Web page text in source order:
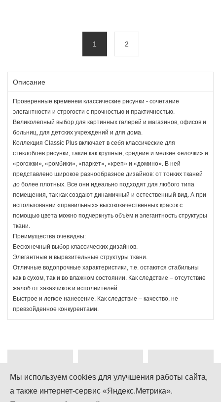
1 2
Описание
Проверенные временем классические рисунки - сочетание
элегантности и строгости с прочностью и практичностью.
Великолепный выбор для картинных галерей и магазинов, офисов и
больниц, для детских учреждений и для дома.
Коллекция Classic Plus включает в себя классические для
стеклобоев рисунки, такие как крупные, средние и мелкие «елочки» и
«рогожки», «ромбики», «паркет», «креп» и «домино». В ней
представлено широкое разнообразное дизайнов: от тонких тканей
до более плотных. Все они идеально подходят для любого типа
помещения, так как создают динамичный и естественный вид. А при
использовании «правильных» высококачественных красок с
помощью цвета можно подчеркнуть объём и элегантность структуры
ткани.
Преимущества очевидны:
Бесконечный выбор классических дизайнов.
Элегантные и выразительные структуры ткани.
Отличные водопрочные характеристики, т.е. остаются стабильны
как в сухом, так и во влажном состоянии. Как следствие – отсутствие
жалоб от заказчиков и исполнителей.
Быстрое и легкое нанесение. Как следствие – качество, не
превзойденное конкурентами.
Мы используем cookies для улучшения работы сайта,
а также интернет-сервис «Яндекс.Метрика».